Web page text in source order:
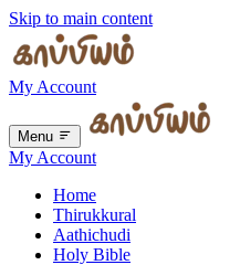
Skip to main content
My Account
Menu
My Account
Home
Thirukkural
Aathichudi
Holy Bible